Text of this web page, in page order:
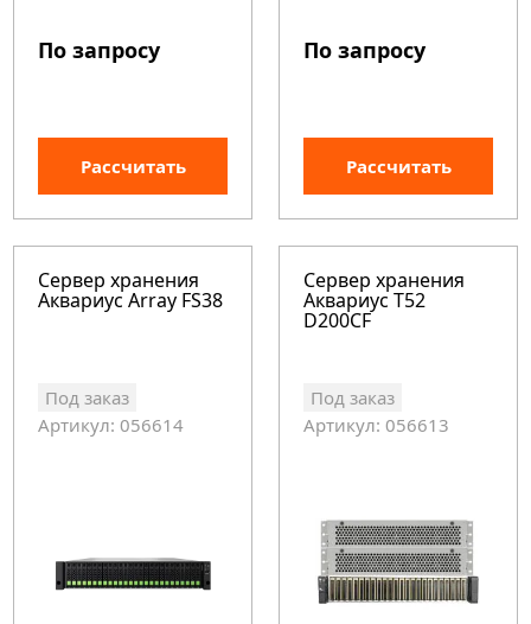
По запросу
Рассчитать
По запросу
Рассчитать
Сервер хранения
Аквариус Array FS38
Под заказ
Артикул: 056614
Сервер хранения
Аквариус T52
D200CF
Под заказ
Артикул: 056613